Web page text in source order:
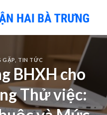
GẶP TIN TỨC
BHXH cho
Thử việc: